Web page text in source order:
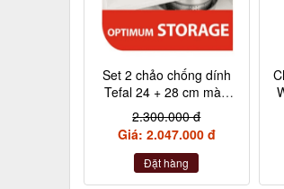
Set 2 chảo chống dính
Tefal 24 + 28 cm màu
đen cán rời L6509205
2.300.000 đ
Giá: 2.047.000 đ
Đặt hàng